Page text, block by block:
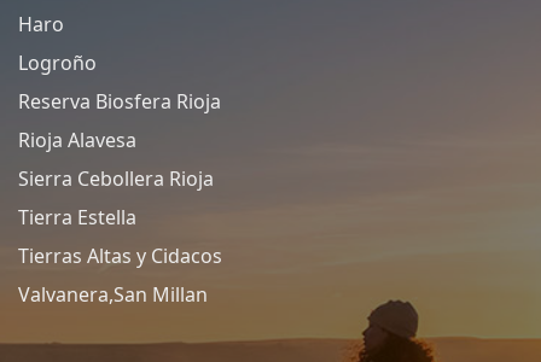
Haro
Logroño
Reserva Biosfera Rioja
Rioja Alavesa
Sierra Cebollera Rioja
Tierra Estella
Tierras Altas y Cidacos
Valvanera,San Millan